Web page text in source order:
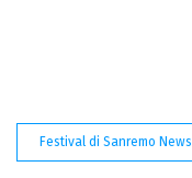
Festival di Sanremo News